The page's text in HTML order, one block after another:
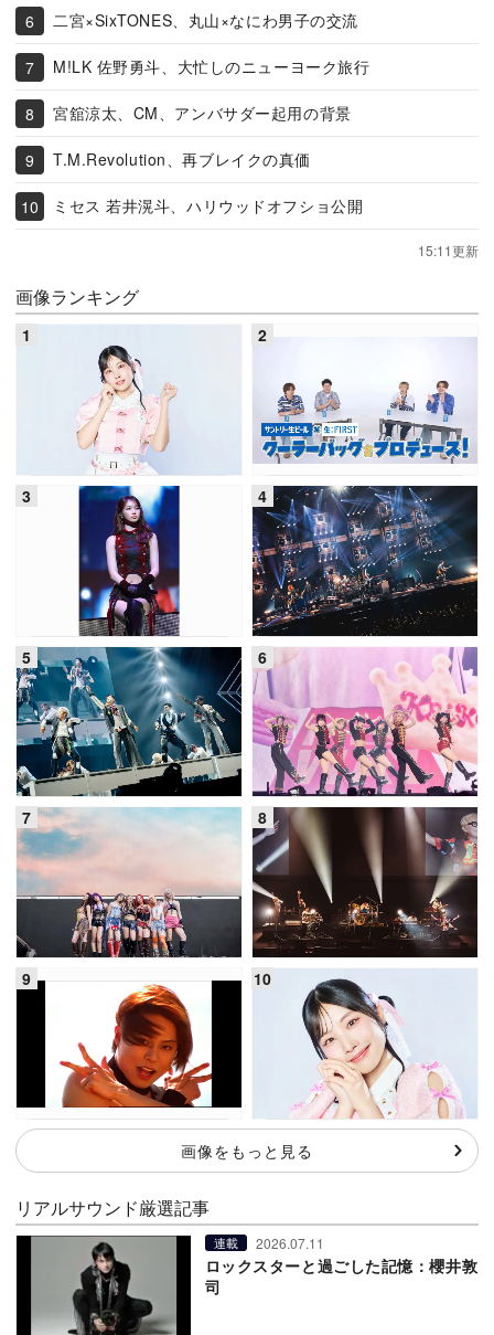
二宮×SixTONES、丸山×なにわ男子の交流
M!LK 佐野勇斗、大忙しのニューヨーク旅行
宮舘涼太、CM、アンバサダー起用の背景
T.M.Revolution、再ブレイクの真価
ミセス 若井滉斗、ハリウッドオフショ公開
15:11更新
画像ランキング
画像をもっと見る
リアルサウンド厳選記事
連載 2026.07.11
ロックスターと過ごした記憶：櫻井敦
司